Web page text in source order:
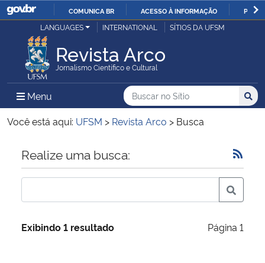
IR
O
COMUNICA BR ACESSO À INFORMAÇÃO
Ministério da Justiça e Segurança Pública
Ministério da Defesa
Ministério das Relações Exteriores
Ministério da Economia
Ministério da Infraestrutura
LANGUAGES INTERNATIONAL SÍTIOS DA UFSM
Revista Arco
Jornalismo Científico e Cultural
Menu Menu Principal do Sítio
Busca
Buscar no no Sítio
Busca:
Você está aqui: UFSM > Revista Arco > Busca
Início do conteúdo
Realize uma busca:
Exibindo 1 resultado Página 1